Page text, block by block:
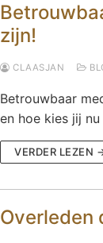
zijn!
CLAASJAN
Betrouwbaar
en hoe kies jij
VERDER LEZEN
Overleden